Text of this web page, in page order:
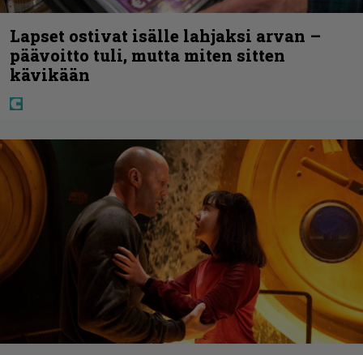
Lapset ostivat isälle lahjaksi arvan –
päävoitto tuli, mutta miten sitten
kävikään